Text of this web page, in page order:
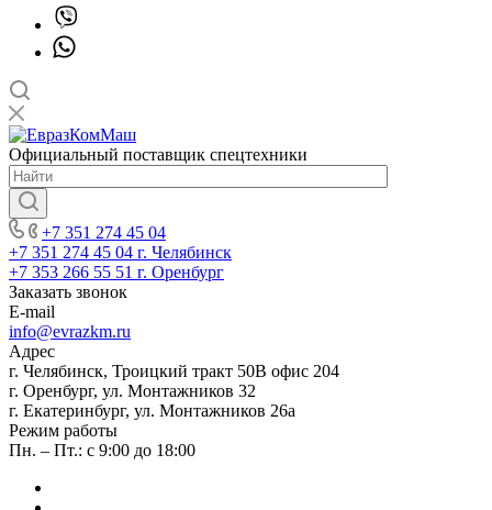
Официальный поставщик спецтехники
+7 351 274 45 04
+7 351 274 45 04 г. Челябинск
+7 353 266 55 51 г. Оренбург
Заказать звонок
E-mail
info@evrazkm.ru
Адрес
г. Челябинск, Троицкий тракт 50В офис 204
г. Оренбург, ул. Монтажников 32
г. Екатеринбург, ул. Монтажников 26а
Режим работы
Пн. – Пт.: с 9:00 до 18:00